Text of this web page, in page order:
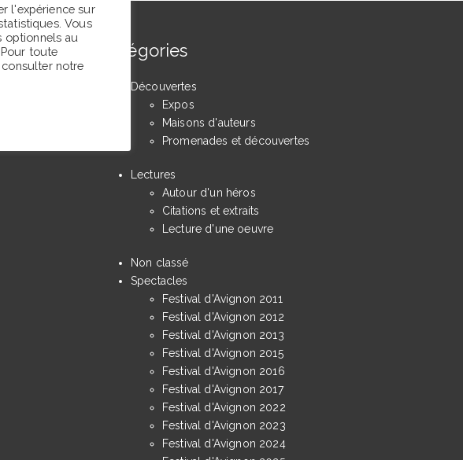
: Catégories
Découvertes
Expos
Maisons d'auteurs
Promenades et découvertes
Lectures
Autour d'un héros
Citations et extraits
Lecture d'une oeuvre
Non classé
Spectacles
Festival d'Avignon 2011
Festival d'Avignon 2012
Festival d'Avignon 2013
Festival d'Avignon 2015
Festival d'Avignon 2016
Festival d'Avignon 2017
Festival d'Avignon 2022
Festival d'Avignon 2023
Festival d'Avignon 2024
l'expérience sur
Vous
optionnels au
toute
notre